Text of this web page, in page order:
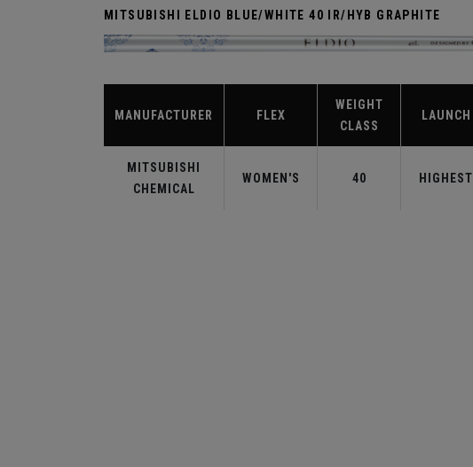
MITSUBISHI ELDIO BLUE/WHITE 40 IR/HYB GRAPHITE
MANUFACTURER FLEX
WEIGHT
CLASS
LAUNCH
MITSUBISHI
CHEMICAL
WOMEN'S 40 HIGHEST